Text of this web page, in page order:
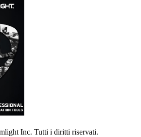
Inc. Tutti i diritti riservati.